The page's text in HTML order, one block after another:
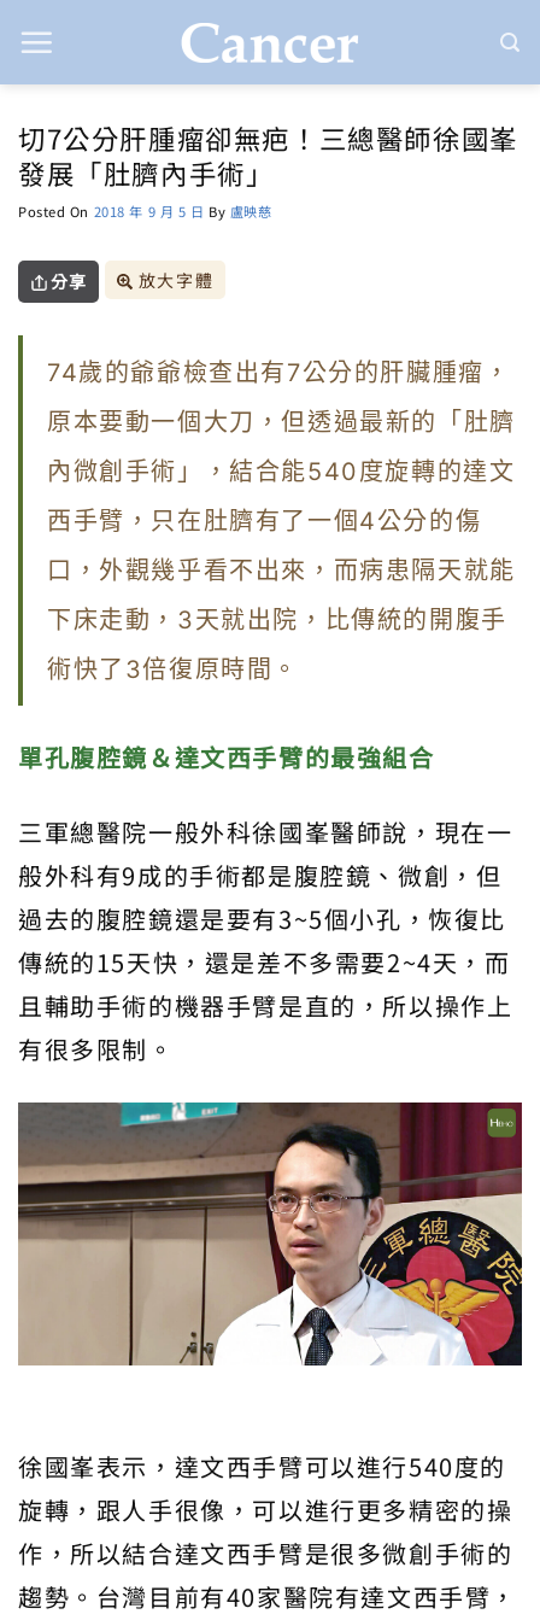
to
切7公分肝腫瘤卻無疤！三總醫師徐國峯
發展「肚臍內手術」
Posted On 2018 年 9 月 5 日 By 盧映慈
分享 放大字體
74歲的爺爺檢查出有7公分的肝臟腫瘤，
原本要動一個大刀，但透過最新的「肚臍
內微創手術」，結合能540度旋轉的達文
西手臂，只在肚臍有了一個4公分的傷
口，外觀幾乎看不出來，而病患隔天就能
下床走動，3天就出院，比傳統的開腹手
術快了3倍復原時間。
單孔腹腔鏡＆達文西手臂的最強組合
三軍總醫院一般外科徐國峯醫師說，現在一
般外科有9成的手術都是腹腔鏡、微創，但
過去的腹腔鏡還是要有3~5個小孔，恢復比
傳統的15天快，還是差不多需要2~4天，而
且輔助手術的機器手臂是直的，所以操作上
有很多限制。
徐國峯表示，達文西手臂可以進行540度的
旋轉，跟人手很像，可以進行更多精密的操
作，所以結合達文西手臂是很多微創手術的
趨勢。台灣目前有40家醫院有達文西手臂，